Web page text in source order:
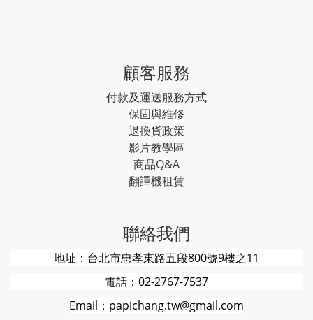
顧客服務
付款及運送服務方式
保固與維修
退換貨政策
影片教學區
商品Q&A
翻譯機租賃
聯絡我們
地址：台北市忠孝東路五段800號9樓之11
電話：02-2767-7537
Email：papichang.tw@gmail.com